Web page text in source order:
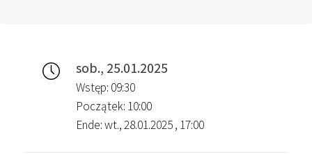
sob., 25.01.2025
Wstęp: 09:30
Początek: 10:00
Ende: wt., 28.01.2025 , 17:00